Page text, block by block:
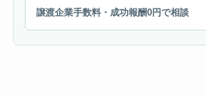
譲渡企業手数料・成功報酬0円で相談